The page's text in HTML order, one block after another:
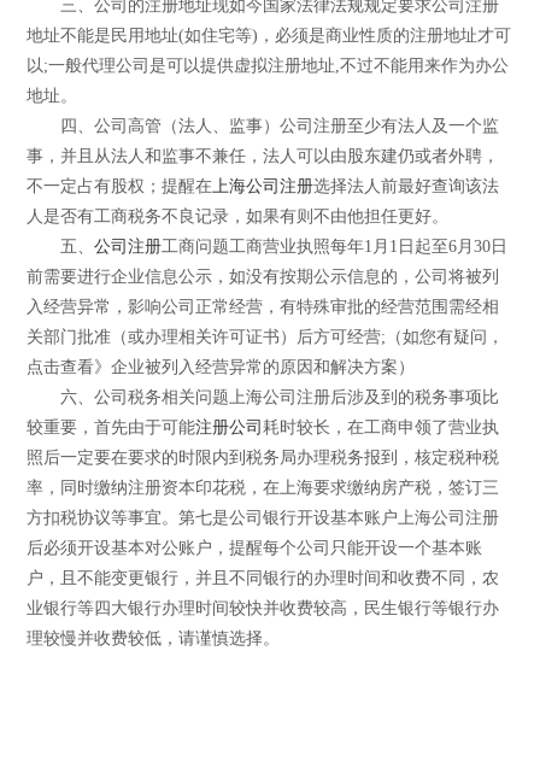
三、公司的注册地址现如今国家法律法规规定要求公司注册
地址不能是民用地址(如住宅等)，必须是商业性质的注册地址才可
以;一般代理公司是可以提供虚拟注册地址,不过不能用来作为办公
地址。
四、公司高管（法人、监事）公司注册至少有法人及一个监
事，并且从法人和监事不兼任，法人可以由股东建仍或者外聘，
不一定占有股权；提醒在 上海公司注册选择法人前最好查询该法
人是否有工商税务不良记录，如果有则不由他担任更好。
五、公司注册工商问题工商营业执照每年1月1日起至6月30日
前需要进行企业信息公示，如没有按期公示信息的，公司将被列
入经营异常，影响公司正常经营，有特殊审批的经营范围需经相
关部门批准（或办理相关许可证书）后方可经营;（如您有疑问，
点击查看》企业被列入经营异常的原因和解决方案）
六、公司税务相关问题上海公司注册后涉及到的税务事项比
较重要，首先由于可能注册公司耗时较长，在工商申领了营业执
照后一定要在要求的时限内到税务局办理税务报到，核定税种税
率，同时缴纳注册资本印花税，在上海要求缴纳房产税，签订三
方扣税协议等事宜。第七是公司银行开设基本账户上海公司注册
后必须开设基本对公账户，提醒每个公司只能开设一个基本账
户，且不能变更银行，并且不同银行的办理时间和收费不同，农
业银行等四大银行办理时间较快并收费较高，民生银行等银行办
理较慢并收费较低，请谨慎选择。